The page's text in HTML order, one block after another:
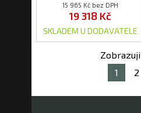
15 965 Kč bez DPH
19 318 Kč
SKLADEM U DODAVATELE
Zobrazuji
1
2